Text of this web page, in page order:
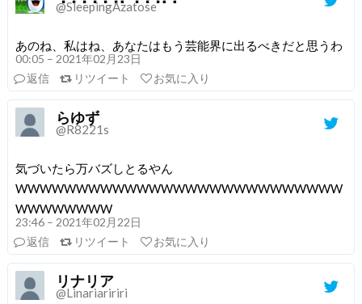
@SleepingAzatose
あのね、私はね、あなたはもう芸能界に出るべきだと思うわ
00:05 – 2021年02月23日
返信
リツイート お気に入り
らゆず
@R8221s
気づいたら万バズしとるやん
WWWWWWWWWWWWWWWWWWWWWWWWWWW
WWWWWWWW
23:46 – 2021年02月22日
返信
リツイート お気に入り
リナリア
@Linariaririri